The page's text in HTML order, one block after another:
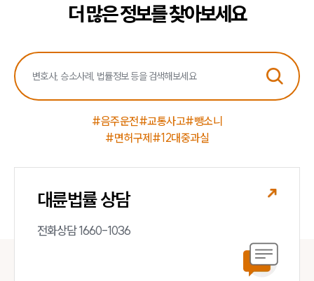
더 많은 정보를 찾아보세요
#음주운전#교통사고#뺑소니
#면허구제#12대중과실
대륜법률 상담
전화상담 1660-1036